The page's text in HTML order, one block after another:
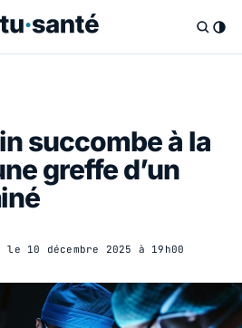
succombe à la
greffe d’un
le 10 décembre 2025 à 19h00